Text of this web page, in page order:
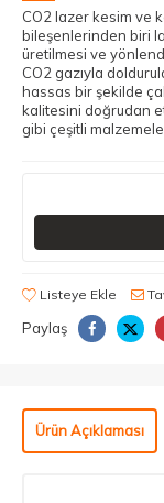
CO2 lazer kesim ve
bileşenlerinden biri
üretilmesi ve
CO2 gazıyla
hassas bir şekilde
kalitesini doğrudan
gibi çeşitli
Listeye Ekle
Paylaş
Ürün Açıklaması